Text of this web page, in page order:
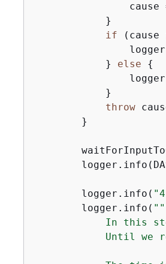
cause
            }
if (cause
            }
else
{
            }
throw
        }
        logger.info(
        logger.info(
""
In this
Until we